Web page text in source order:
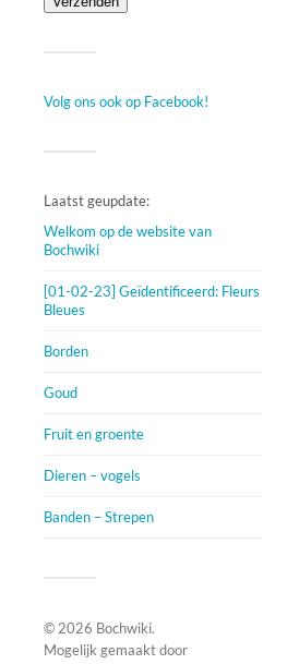
Volg ons ook op Facebook!
Laatst geupdate:
Welkom op de website van
Bochwiki
[01-02-23] Geïdentificeerd: Fleurs
Bleues
Borden
Goud
Fruit en groente
Dieren – vogels
Banden – Strepen
© 2026 Bochwiki.
Mogelijk gemaakt door